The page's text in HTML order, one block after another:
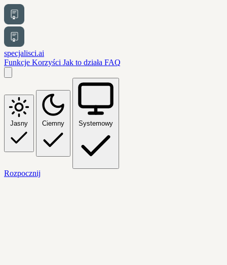
specjalisci.ai
Funkcje Korzyści Jak to działa FAQ
Jasny Ciemny Systemowy
Rozpocznij